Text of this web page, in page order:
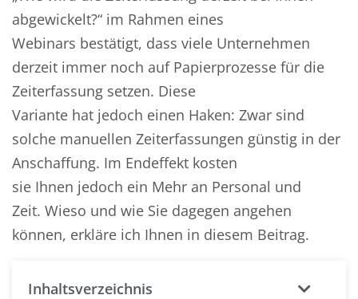
abgewickelt?“ im Rahmen eines
Webinars bestätigt, dass viele Unternehmen
derzeit immer noch auf Papierprozesse für die
Zeiterfassung setzen. Diese
Variante hat jedoch einen Haken: Zwar sind
solche manuellen Zeiterfassungen günstig in der
Anschaffung. Im Endeffekt kosten
sie Ihnen jedoch ein Mehr an Personal und
Zeit. Wieso und wie Sie dagegen angehen
können, erkläre ich Ihnen in diesem Beitrag.
Inhaltsverzeichnis